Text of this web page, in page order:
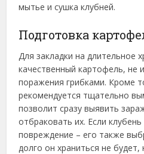
мытье и сушка клубней.
Подготовка
Для закладки на длительное
качественный картофель, не
поражения грибками. Кроме
рекомендуется тщательно
позволит сразу выявить
отбраковать их. Если
повреждение – его также
долго он храниться не будет,